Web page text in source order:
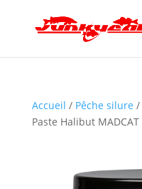
Accueil / Pêche silure /
Paste Halibut MADCAT